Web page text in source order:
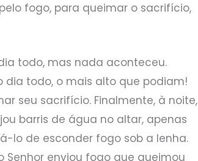
fogo, para queimar o sacrifício,
todo, mas nada aconteceu.
dia todo, o mais alto que podiam!
seu sacrifício. Finalmente, à noite,
barris de água no altar, apenas
lo de esconder fogo sob a lenha.
Senhor enviou fogo que queimou